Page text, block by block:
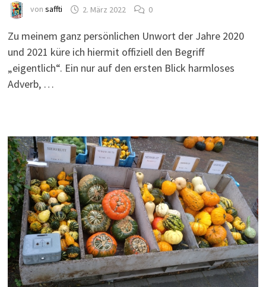
von saffti 2. März 2022 0
Zu meinem ganz persönlichen Unwort der Jahre 2020
und 2021 küre ich hiermit offiziell den Begriff
„eigentlich“. Ein nur auf den ersten Blick harmloses
Adverb, …